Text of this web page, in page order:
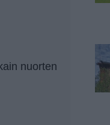
nuorten